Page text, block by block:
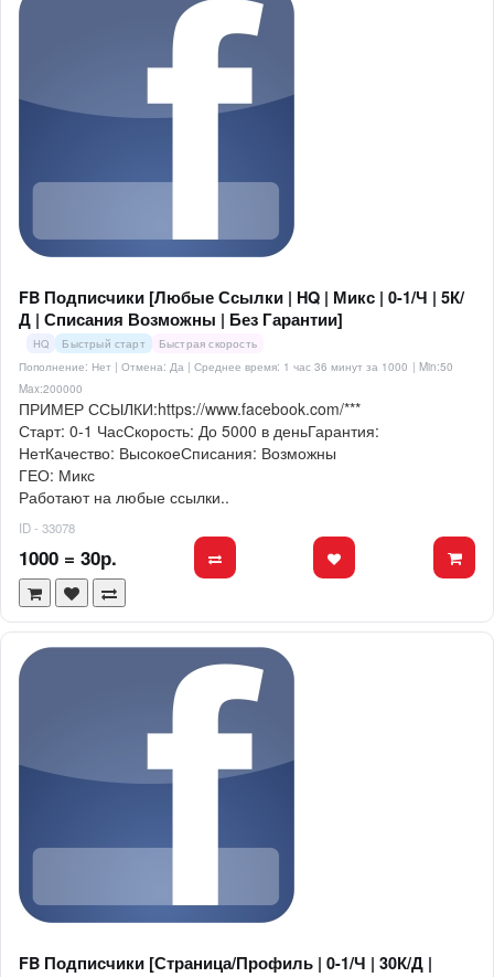
FB Подписчики [Любые Ссылки | HQ | Микс | 0-1/Ч | 5К/
Д | Списания Возможны | Без Гарантии]
HQ Быстрый старт
Быстрая скорость
Пополнение: Нет | Отмена: Да | Среднее время: 1 час 36 минут за 1000 | Min:50
Max:200000
ПРИМЕР ССЫЛКИ:https://www.facebook.com/***
Старт: 0-1 ЧасСкорость: До 5000 в деньГарантия:
НетКачество: ВысокоеСписания: Возможны
ГЕО: Микс
Работают на любые ссылки..
ID - 33078
1000 = 30р.
FB Подписчики [Страница/Профиль | 0-1/Ч | 30К/Д |